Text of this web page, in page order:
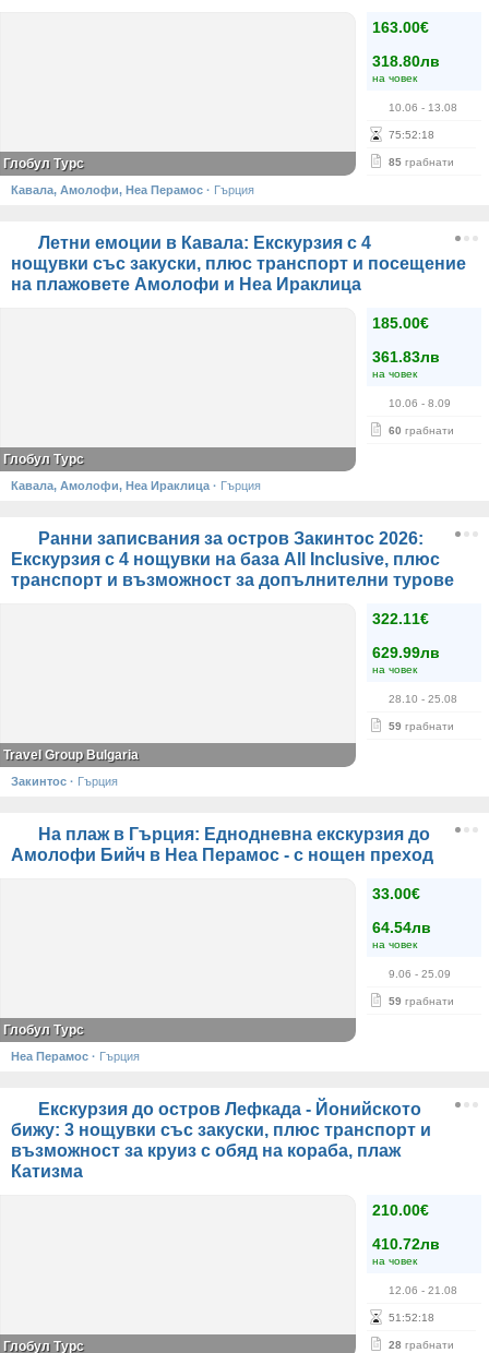
163.00€
318.80лв
на човек
10.06 - 13.08
75:52:18
85 грабнати
Глобул Турс
Кавала, Амолофи, Неа Перамос · Гърция
Летни емоции в Кавала: Екскурзия с 4
нощувки със закуски, плюс транспорт и посещение
на плажовете Амолофи и Неа Ираклица
185.00€
361.83лв
на човек
10.06 - 8.09
60 грабнати
Глобул Турс
Кавала, Амолофи, Неа Ираклица · Гърция
Ранни записвания за остров Закинтос 2026:
Екскурзия с 4 нощувки на база All Inclusive, плюс
транспорт и възможност за допълнителни турове
322.11€
629.99лв
на човек
28.10 - 25.08
59 грабнати
Travel Group Bulgaria
Закинтос · Гърция
На плаж в Гърция: Еднодневна екскурзия до
Амолофи Бийч в Неа Перамос - с нощен преход
33.00€
64.54лв
на човек
9.06 - 25.09
59 грабнати
Глобул Турс
Неа Перамос · Гърция
Екскурзия до остров Лефкада - Йонийското
бижу: 3 нощувки със закуски, плюс транспорт и
възможност за круиз с обяд на кораба, плаж
Катизма
210.00€
410.72лв
на човек
12.06 - 21.08
51 :52:18
28 грабнати
Глобул Турс